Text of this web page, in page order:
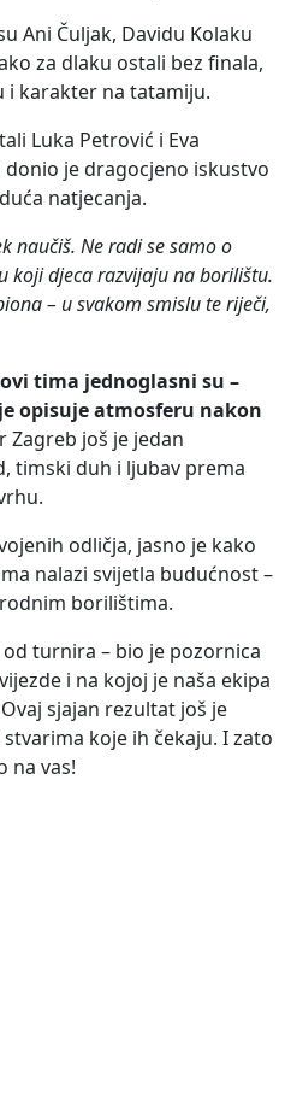
Ani Čuljak, Davidu Kolaku
za dlaku ostali bez finala,
i karakter na tatamiju.
Luka Petrović i Eva
je dragocjeno iskustvo
natjecanja.
naučiš. Ne radi se samo o
koji djeca razvijaju na borilištu.
– u svakom smislu te riječi,
tima jednoglasni su –
opisuje atmosferu nakon
Zagreb još je jedan
timski duh i ljubav prema
odličja, jasno je kako
nalazi svijetla budućnost –
borilištima.
od turnira – bio je pozornica
i na kojoj je naša ekipa
sjajan rezultat još je
koje ih čekaju. I zato
na vas!